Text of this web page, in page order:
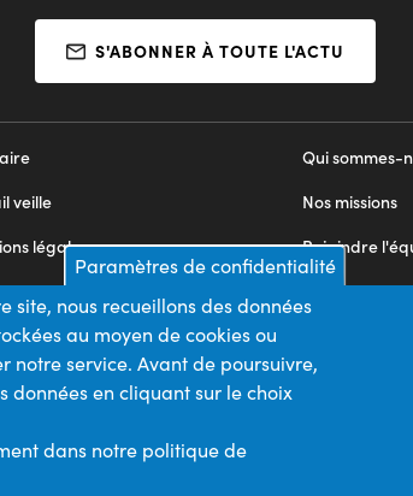
S'ABONNER À TOUTE L'ACTU
Qui sommes-
Nos missions
Rejoindre
Nous
veille
légales
d'offres
site
Paramètres de confidentialité
site, nous recueillons des données
au moyen de cookies ou
notre service. Avant de poursuivre,
données en cliquant sur le choix
dans notre politique de